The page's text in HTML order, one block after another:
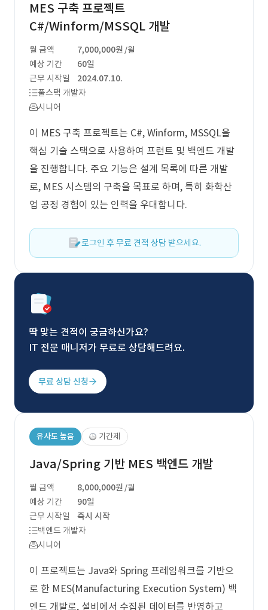
MES 구축 프로젝트
C#/Winform/MSSQL 개발
월 금액 7,000,000원 /월
예상 기간
60일
근무 시작일
2024.07.10.
풀스택 개발자
시니어
이 MES 구축 프로젝트는 C#, Winform, MSSQL을
핵심 기술 스택으로 사용하여 프런트 및 백엔드 개발
을 진행합니다. 주요 기능은 설계 목록에 따른 개발
로, MES 시스템의 구축을 목표로 하며, 특히 화학산
업 공정 경험이 있는 인력을 우대합니다.
로그인 후 무료 견적 상담 받으세요.
딱 맞는 견적이 궁금하신가요?
IT 전문 매니저가 무료로 상담해드려요.
무료 상담 신청
유사도 높음 기간제
Java/Spring 기반 MES 백엔드 개발
월 금액 8,000,000원 /월
예상 기간
90일
근무 시작일
즉시 시작
백엔드 개발자
시니어
이 프로젝트는 Java와 Spring 프레임워크를 기반으
로 한 MES(Manufacturing Execution System) 백
엔드 개발로, 설비에서 수집된 데이터를 반영하고